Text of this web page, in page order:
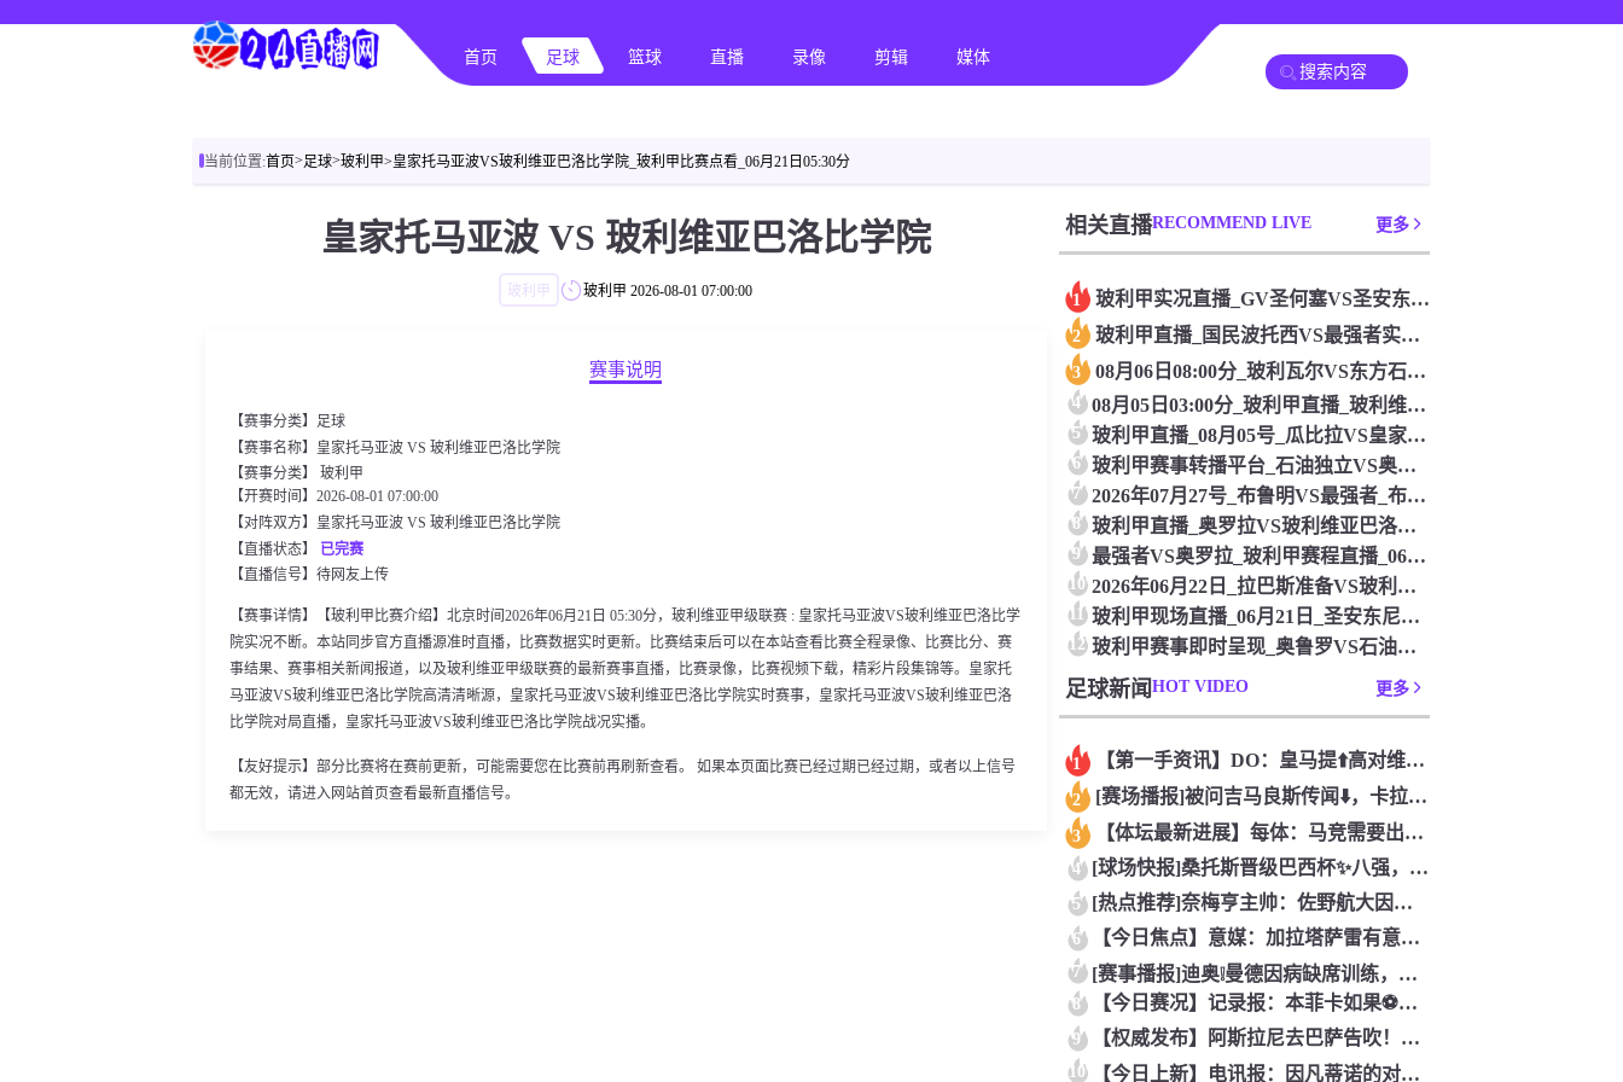
首页 足球 篮球 直播 录像 剪辑 媒体
当前位置:首页>足球>玻利甲>皇家托马亚波VS玻利维亚巴洛比学院_玻利甲比赛点看_06月21日05:30分
皇家托马亚波 VS 玻利维亚巴洛比学院
玻利甲 玻利甲 2026-08-01 07:00:00
赛事说明
【赛事分类】 足球
【赛事名称】皇家托马亚波 VS 玻利维亚巴洛比学院
【赛事分类】 玻利甲
【开赛时间】2026-08-01 07:00:00
【对阵双方】皇家托马亚波 VS 玻利维亚巴洛比学院
【直播状态】 已完赛
【直播信号】 待网友上传
【赛事详情】【玻利甲比赛介绍】北京时间2026年06月21日 05:30分，玻利维亚甲级联赛 : 皇家托马亚波VS玻利维亚巴洛比学
院实况不断。本站同步官方直播源准时直播，比赛数据实时更新。比赛结束后可以在本站查看比赛全程录像、比赛比分、赛
事结果、赛事相关新闻报道，以及玻利维亚甲级联赛的最新赛事直播，比赛录像，比赛视频下载，精彩片段集锦等。皇家托
马亚波VS玻利维亚巴洛比学院高清清晰源，皇家托马亚波VS玻利维亚巴洛比学院实时赛事，皇家托马亚波VS玻利维亚巴洛
比学院对局直播，皇家托马亚波VS玻利维亚巴洛比学院战况实播。
【友好提示】部分比赛将在赛前更新，可能需要您在比赛前再刷新查看。 如果本页面比赛已经过期已经过期，或者以上信号
都无效，请进入网站首页查看最新直播信号。
相关直播RECOMMEND LIVE 更多
1 玻利甲实况直播_GV圣何塞VS圣安东尼奥布鲁布鲁_08月06日03:00分
2 玻利甲直播_国民波托西VS最强者实况全呈现_国民波托西VS最强者_2026年08月06号
3 08月06日08:00分_玻利瓦尔VS东方石油超清观赛_玻利瓦尔VS东方石油_玻利甲直播
4 08月05日03:00分_玻利甲直播_玻利维亚巴洛比学院VS奥鲁罗秒开无卡_玻利维亚巴洛比学院VS奥鲁罗
5 玻利甲直播_08月05号_瓜比拉VS皇家托马亚波_瓜比拉VS皇家托马亚波全场回放
6 玻利甲赛事转播平台_石油独立VS奥罗拉_2026年08月05号
7 2026年07月27号_布鲁明VS最强者_布鲁明VS最强者极速赛道_玻利甲直播
8 玻利甲直播_奥罗拉VS玻利维亚巴洛比学院_奥罗拉VS玻利维亚巴洛比学院现场直播间_07月25日
9 最强者VS奥罗拉_玻利甲赛程直播_06月21日
10 2026年06月22日_拉巴斯准备VS玻利瓦尔_玻利甲多源直播
11 玻利甲现场直播_06月21日_圣安东尼奥布鲁布鲁VS布鲁明
12 玻利甲赛事即时呈现_奥鲁罗VS石油独立_06月22日06:00分
足球新闻 HOT VIDEO 更多
1 【第一手资讯】DO：皇马提⬆️高对维尼修斯续约报价，新报价能
2 [赛场播报]被问吉马良斯传闻⬇️，卡拉菲奥里：官宣了吗？没有
3 【体坛最新进展】每体：马竞需要出售⭐球员回笼资金，莫利纳和鲁
4 [球场快报]桑托斯晋级巴西杯✨八强，内马尔替补登场送制胜助❗
5 [热点推荐]奈梅亨主帅：佐野航大因为即将转会而不⚽想上场，这
6 【今日焦点】意媒：加拉塔萨雷有意莱奥但没➡️有报价，米兰要价
7 [赛事播报]迪奥❕曼德因病缺席训练，莱比锡总监：情况好转后必
8 【今日赛况】记录报：本菲卡如果⚽晋级欧联杯将成⬅️为⬆️种子
9 【权威发布】阿斯拉尼去巴萨告吹！每体：❗球员不愿等待或⬅️巴
10 【今日上新】电讯报：因凡蒂诺的对手们信心大增，各方势力决意推